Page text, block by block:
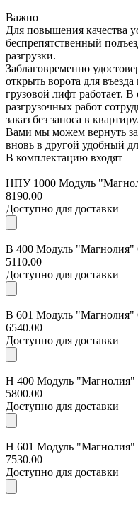
Важно
Для повышения качества
беспрепятственный
разгрузки.
Заблаговременно
открыть ворота для
грузовой лифт работает. В
разгрузочных работ
заказ без заноса в
Вами мы можем вернуть
вновь в другой удобный
В комплектацию входят
НПУ 1000 Модуль
8190.00
Доступно для доставки
В 400 Модуль "Магнолия"
5110.00
Доступно для доставки
В 601 Модуль "Магнолия"
6540.00
Доступно для доставки
Н 400 Модуль "Магнолия"
5800.00
Доступно для доставки
Н 601 Модуль "Магнолия"
7530.00
Доступно для доставки